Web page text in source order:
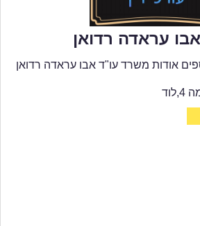
עראדה רדואן
אודות משרד עו"ד אבו עראדה רדואן
4
,לוד